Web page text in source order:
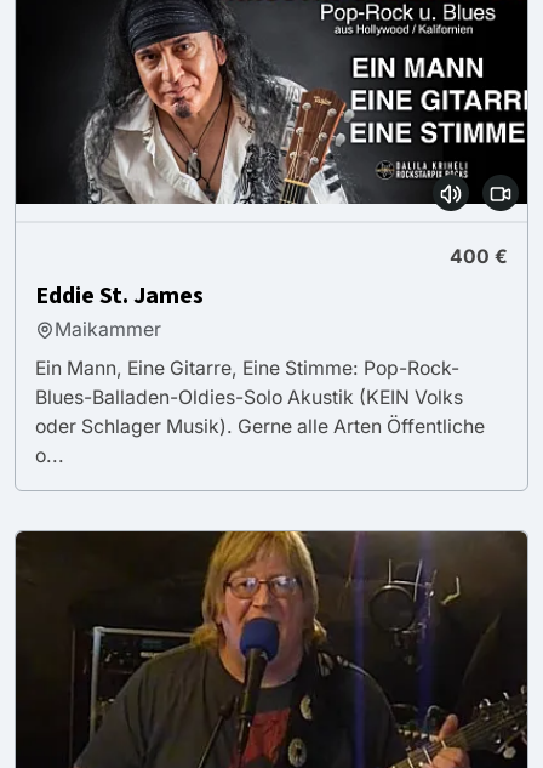
400 €
Eddie St. James
Maikammer
Ein Mann, Eine Gitarre, Eine Stimme: Pop-Rock-
Blues-Balladen-Oldies-Solo Akustik (KEIN Volks
oder Schlager Musik). Gerne alle Arten Öffentliche
o...